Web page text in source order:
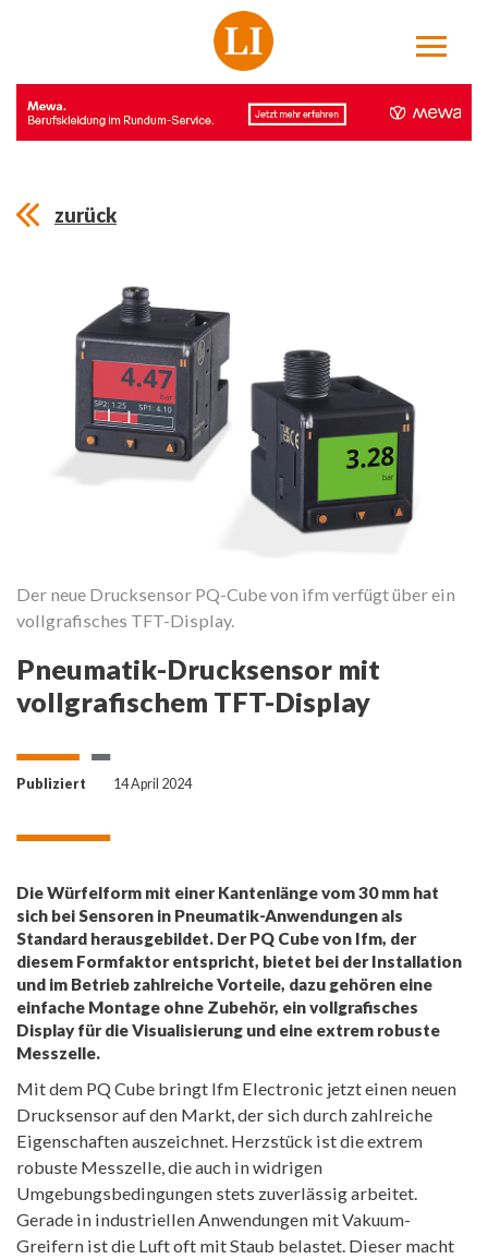
zurück
Der neue Drucksensor PQ-Cube von ifm verfügt über ein
vollgrafisches TFT-Display.
Pneumatik-Drucksensor mit
vollgrafischem TFT-Display
Publiziert 14 April 2024
Die Würfelform mit einer Kantenlänge vom 30 mm hat
sich bei Sensoren in Pneumatik-Anwendungen als
Standard herausgebildet. Der PQ Cube von Ifm, der
diesem Formfaktor entspricht, bietet bei der Installation
und im Betrieb zahlreiche Vorteile, dazu gehören eine
einfache Montage ohne Zubehör, ein vollgrafisches
Display für die Visualisierung und eine extrem robuste
Messzelle.
Mit dem PQ Cube bringt Ifm Electronic jetzt einen neuen
Drucksensor auf den Markt, der sich durch zahlreiche
Eigenschaften auszeichnet. Herzstück ist die extrem
robuste Messzelle, die auch in widrigen
Umgebungsbedingungen stets zuverlässig arbeitet.
Gerade in industriellen Anwendungen mit Vakuum-
Greifern ist die Luft oft mit Staub belastet. Dieser macht